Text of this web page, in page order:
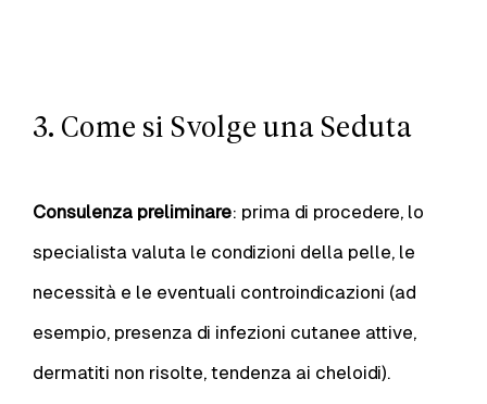
3. Come si Svolge una Seduta
Consulenza preliminare: prima di procedere, lo
specialista valuta le condizioni della pelle, le
necessità e le eventuali controindicazioni (ad
esempio, presenza di infezioni cutanee attive,
dermatiti non risolte, tendenza ai cheloidi).